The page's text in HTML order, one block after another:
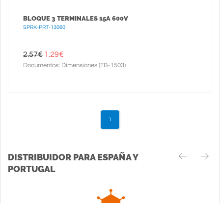
BLOQUE 3 TERMINALES 15A 600V
SPRK-PRT-13060
2.57€ 1.29€
Documentos: Dimensiones (TB-1503)
1
DISTRIBUIDOR PARA ESPAÑA Y
PORTUGAL